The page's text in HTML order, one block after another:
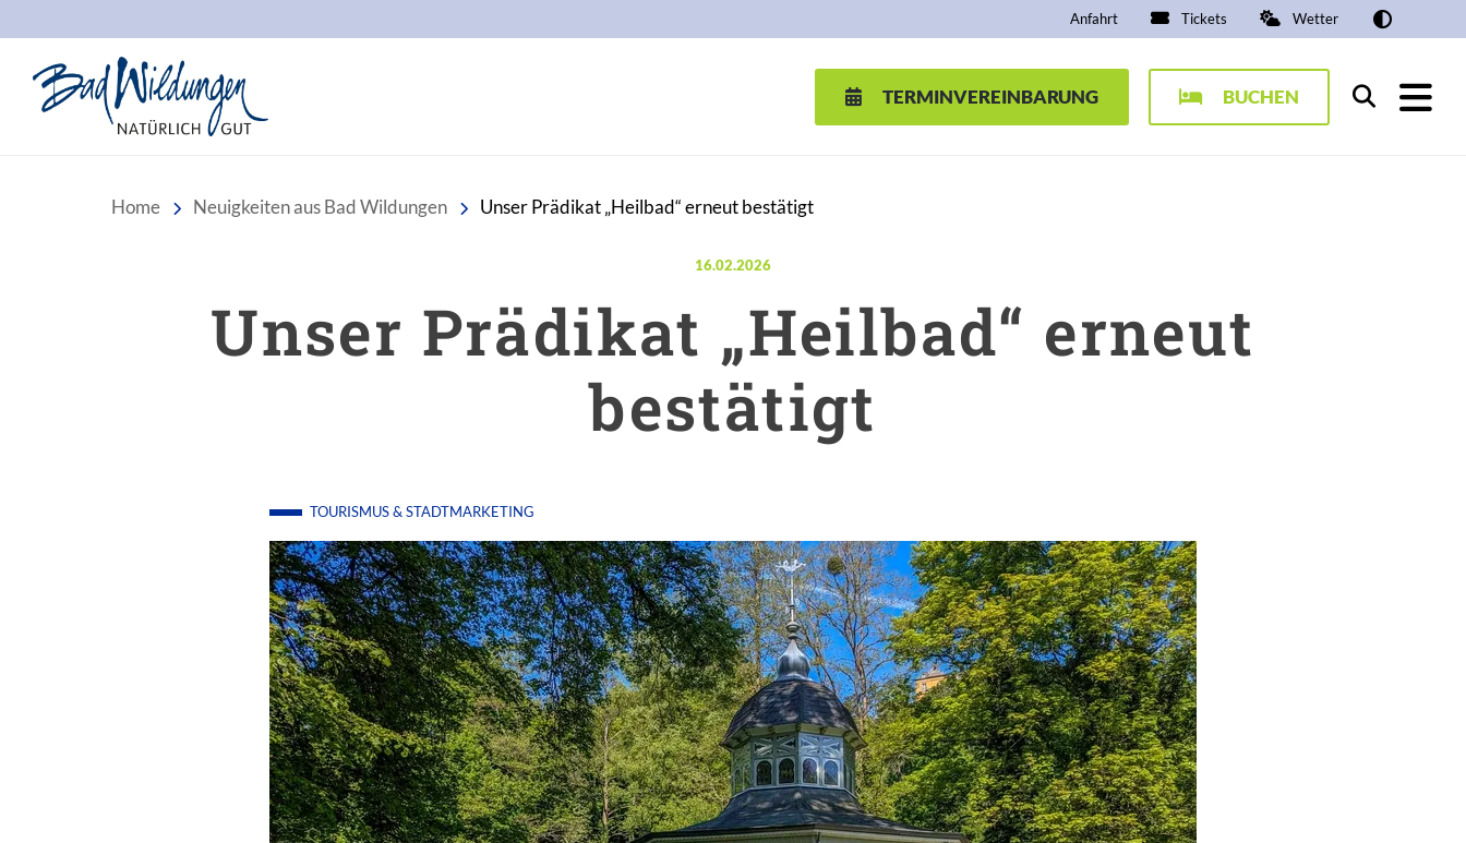
Anfahrt Tickets Wetter
TERMINVEREINBARUNG BUCHEN Suchen
Home Neuigkeiten aus Bad Wildungen Unser Prädikat „Heilbad“ erneut bestätigt
Veröffentlicht am:
16.02.2026
Unser Prädikat „Heilbad“ erneut
bestätigt
TOURISMUS & STADTMARKETING